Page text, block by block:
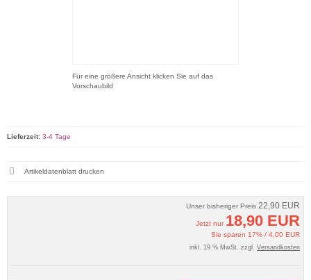
Für eine größere Ansicht klicken Sie auf das
Vorschaubild
Unser bisheriger Preis 22,90 EUR
Jetzt nur 18,90 EUR
Sie sparen 17% / 4,00 EUR
inkl. 19 % MwSt. zzgl. Versandkosten
Lieferzeit: 3-4 Tage
Artikeldatenblatt drucken